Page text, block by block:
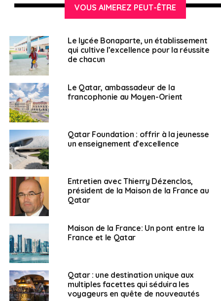
marchandaient debout. Ici on retrouve des Qataris, des
expatriés, des communautés asiatiques : c’est vraiment
aller voir les faucons dans le souk, rencontrer des amis,
passer un bon moment.”
C’est le soir que tout s’anime. On croise ici de riches
Qataris venus faire leurs emplettes, un porteur à
brouette derrière eux, les touristes du monde entier, de
passage. Les 85% d’étrangers que compte la
population du Qatar s’y rejoignent aussi.
Faucons sacrés
Construit à l’emplacement d’un ancien marché, l’endroit
peut faire penser à un décor de cinéma mais tout
sonne vrai ici. En se perdant à travers ces venelles
couvertes, on débarque parfois chez un marchand de
faucons.
Il y a même à Waqif un hôpital spécialement dédié à
ces oiseaux quasiment sacrés au Qatar :
les courses de chameaux, détaille la Française, c’est
très culturel et en même temps, c’est aussi devenu un
sport, mais réservé bien souvent à une population
VOUS AIMEREZ PEUT-ÊTRE
Le lycée Bonaparte, un établissement
qui cultive l’excellence pour la réussite
de chacun
Le Qatar, ambassadeur de la
francophonie au Moyen-Orient
Qatar Foundation : offrir à la jeunesse
un enseignement d’excellence
Entretien avec Thierry Dézenclos,
président de la Maison de la France au
Qatar
Maison de la France: Un pont entre la
France et le Qatar
Qatar : une destination unique aux
multiples facettes qui séduira les
voyageurs en quête de nouveautés